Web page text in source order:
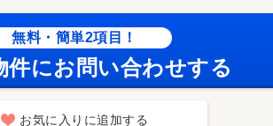
無料・簡単2項目！
件にお問い合わせする
お気に入りに追加する